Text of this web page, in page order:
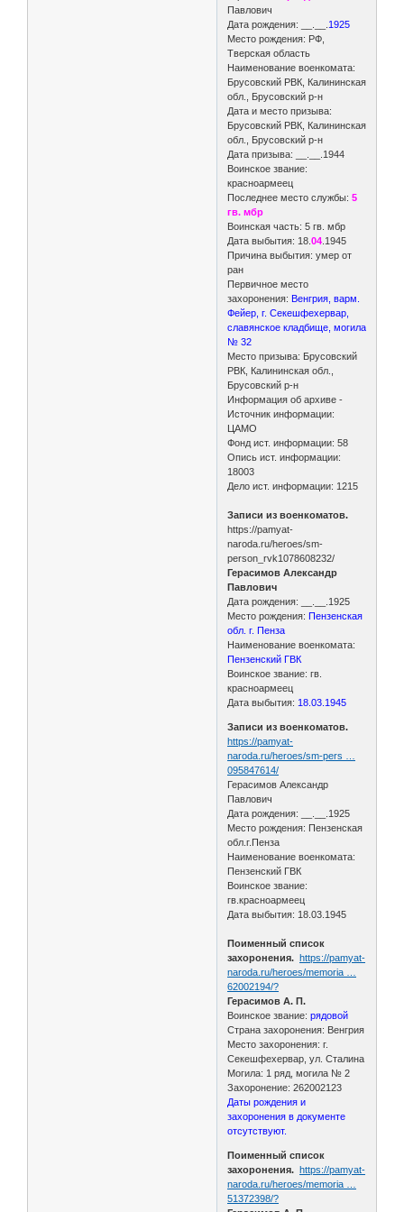
Павлович
Дата рождения: __.__. 1925
Место рождения: РФ,
Тверская область
Наименование военкомата:
Брусовский РВК, Калининская
обл., Брусовский р-н
Дата и место призыва:
Брусовский РВК, Калининская
обл., Брусовский р-н
Дата призыва: __.__.1944
Воинское звание:
красноармеец
Последнее место службы: 5
гв. мбр
Воинская часть: 5 гв. мбр
Дата выбытия: 18.04 .1945
Причина выбытия: умер от
ран
Первичное место
захоронения: Венгрия, варм.
Фейер, г. Секешфехервар,
славянское кладбище, могила
№ 32
Место призыва: Брусовский
РВК, Калининская обл.,
Брусовский р-н
Информация об архиве -
Источник информации:
ЦАМО
Фонд ист. информации: 58
Опись ист. информации:
18003
Дело ист. информации: 1215
Записи из военкоматов.
https://pamyat-
naroda.ru/heroes/sm-
person_rvk1078608232/
Герасимов Александр
Павлович
Дата рождения: __.__.1925
Место рождения:Пензенская
обл. г. Пенза
Наименование военкомата:
Пензенский ГВК
Воинское звание: гв.
красноармеец
Дата выбытия: 18.03.1945
Записи из военкоматов.
https://pamyat-
naroda.ru/heroes/sm-pers …
095847614/
Герасимов Александр
Павлович
Дата рождения: __.__.1925
Место рождения: Пензенская
обл.г.Пенза
Наименование военкомата:
Пензенский ГВК
Воинское звание:
гв.красноармеец
Дата выбытия: 18.03.1945
Поименный список
захоронения. https://pamyat-
naroda.ru/heroes/memoria …
62002194/?
Герасимов А. П.
Воинское звание:рядовой
Страна захоронения: Венгрия
Место захоронения: г.
Секешфехервар, ул. Сталина
Могила: 1 ряд, могила № 2
Захоронение: 262002123
Даты рождения и
захоронения в документе
отсутствуют.
Поименный список
захоронения. https://pamyat-
naroda.ru/heroes/memoria …
51372398/?